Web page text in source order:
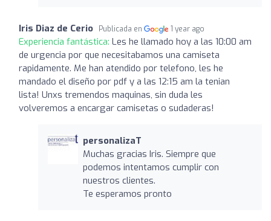
Iris Diaz de Cerio Publicada en 1 year ago
Experiencia fantástica: Les he llamado hoy a las 10:00 am
de urgencia por que necesitabamos una camiseta
rapidamente. Me han atendido por telefono, les he
mandado el diseño por pdf y a las 12:15 am la tenian
lista! Unxs tremendos maquinas, sin duda les
volveremos a encargar camisetas o sudaderas!
personalizaT
Muchas gracias Iris. Siempre que
podemos intentamos cumplir con
nuestros clientes.
Te esperamos pronto